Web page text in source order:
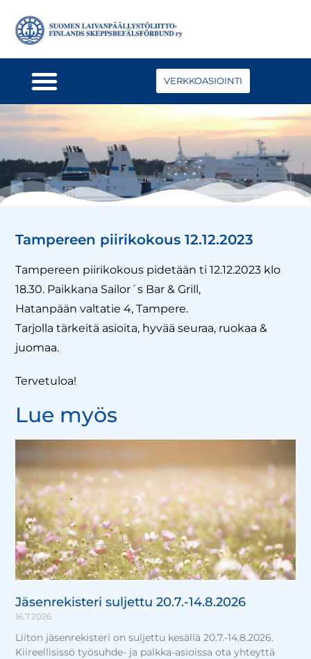
VERKKOASIOINTI
Tampereen piirikokous 12.12.2023
Tampereen piirikokous pidetään ti 12.12.2023 klo
18.30. Paikkana Sailor´s Bar & Grill,
Hatanpään valtatie 4, Tampere.
Tarjolla tärkeitä asioita, hyvää seuraa, ruokaa &
juomaa.
Tervetuloa!
Lue myös
Jäsenrekisteri suljettu 20.7.-14.8.2026
16.7.2026
Liiton jäsenrekisteri on suljettu kesällä 20.7.-14.8.2026.
Kiireellisissö työsuhde- ja palkka-asioissa ota yhteyttä